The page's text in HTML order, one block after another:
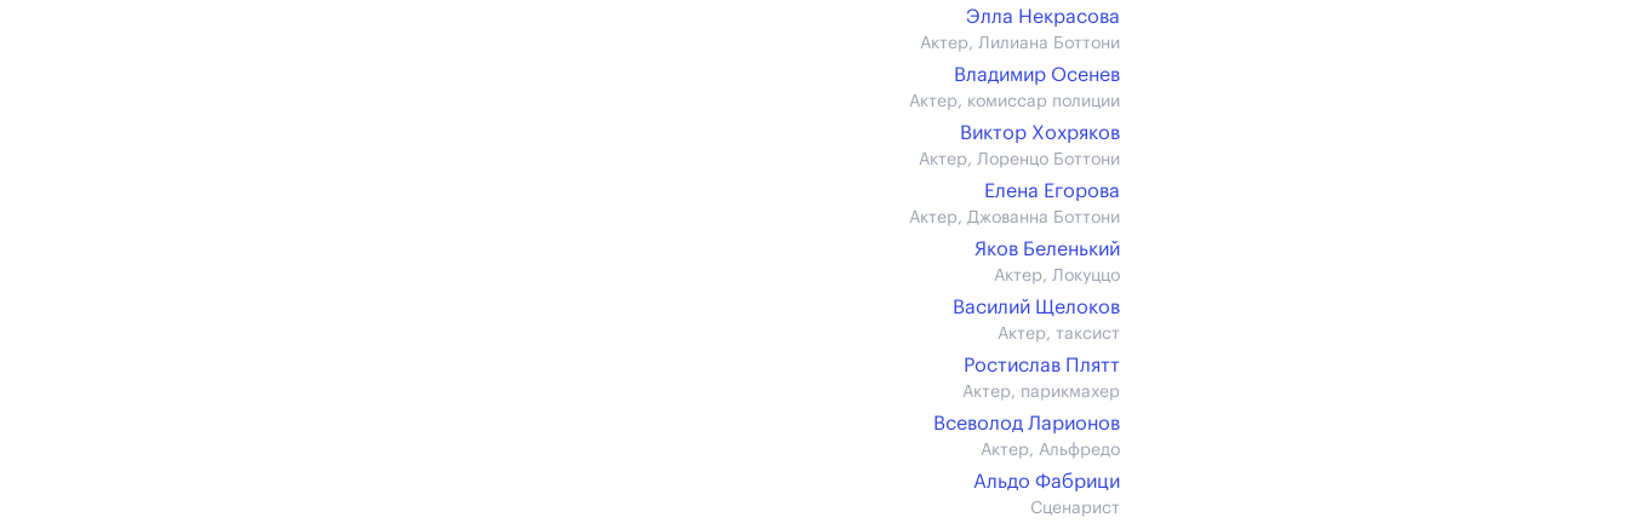
Элла Некрасова
Актер, Лилиана Боттони
Владимир Осенев
Актер, комиссар полиции
Виктор Хохряков
Актер, Лоренцо Боттони
Елена Егорова
Актер, Джованна Боттони
Яков Беленький
Актер, Локуццо
Василий Щелоков
Актер, таксист
Ростислав Плятт
Актер, парикмахер
Всеволод Ларионов
Актер, Альфредо
Альдо Фабрици
Сценарист